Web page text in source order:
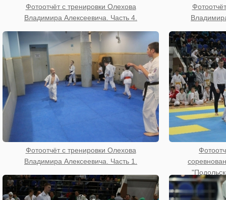
Фотоотчёт с тренировки Олехова
Владимира Алексеевича. Часть 4.
Фотоотчёт с тренировки Олехова
Владимира Алексеевича. Часть 1.